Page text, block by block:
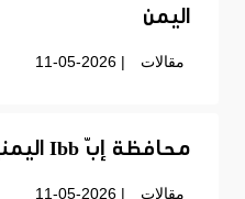
اليمن
مقالات | 11-05-2026
محافظة إبّ Ibb اليمنية
مقالات | 11-05-2026